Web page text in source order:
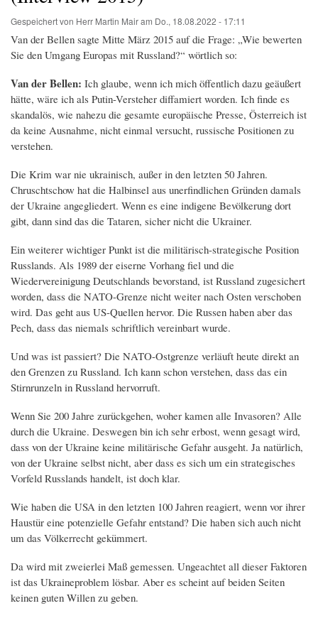
Gespeichert von Herr Martin Mairam Do., 18.08.2022 - 17:11
Van der Bellen sagte Mitte März 2015 auf die Frage: „Wie bewerten
Sie den Umgang Europas mit Russland?“ wörtlich so:
Van der Bellen: Ich glaube, wenn ich mich öffentlich dazu geäußert
hätte, wäre ich als Putin-Versteher diffamiert worden. Ich finde es
skandalös, wie nahezu die gesamte europäische Presse, Österreich ist
da keine Ausnahme, nicht einmal versucht, russische Positionen zu
verstehen.
Die Krim war nie ukrainisch, außer in den letzten 50 Jahren.
Chruschtschow hat die Halbinsel aus unerfindlichen Gründen damals
der Ukraine angegliedert. Wenn es eine indigene Bevölkerung dort
gibt, dann sind das die Tataren, sicher nicht die Ukrainer.
Ein weiterer wichtiger Punkt ist die militärisch-strategische Position
Russlands. Als 1989 der eiserne Vorhang fiel und die
Wiedervereinigung Deutschlands bevorstand, ist Russland zugesichert
worden, dass die NATO-Grenze nicht weiter nach Osten verschoben
wird. Das geht aus US-Quellen hervor. Die Russen haben aber das
Pech, dass das niemals schriftlich vereinbart wurde.
Und was ist passiert? Die NATO-Ostgrenze verläuft heute direkt an
den Grenzen zu Russland. Ich kann schon verstehen, dass das ein
Stirnrunzeln in Russland hervorruft.
Wenn Sie 200 Jahre zurückgehen, woher kamen alle Invasoren? Alle
durch die Ukraine. Deswegen bin ich sehr erbost, wenn gesagt wird,
dass von der Ukraine keine militärische Gefahr ausgeht. Ja natürlich,
von der Ukraine selbst nicht, aber dass es sich um ein strategisches
Vorfeld Russlands handelt, ist doch klar.
Wie haben die USA in den letzten 100 Jahren reagiert, wenn vor ihrer
Haustür eine potenzielle Gefahr entstand? Die haben sich auch nicht
um das Völkerrecht gekümmert.
Da wird mit zweierlei Maß gemessen. Ungeachtet all dieser Faktoren
ist das Ukraineproblem lösbar. Aber es scheint auf beiden Seiten
keinen guten Willen zu geben.